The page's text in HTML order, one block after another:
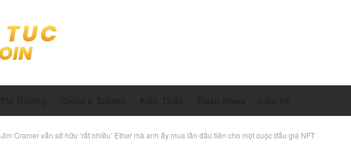
Jim Cramer vẫn sở hữu ‘rất nhiều’ Ether mà anh ấy mua lần đầu tiên cho một cuộc đấu giá NFT